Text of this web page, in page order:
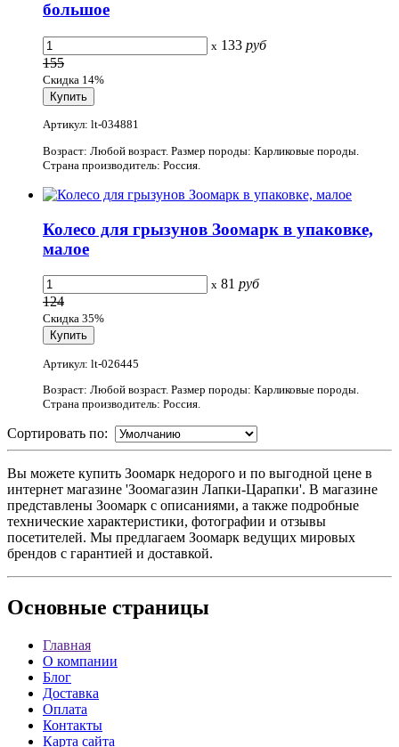
большое
x 133 руб
155
Скидка 14%
Артикул: lt-034881
Возраст: Любой возраст. Размер породы: Карликовые породы.
Страна производитель: Россия.
Колесо для грызунов Зоомарк в упаковке,
малое
x 81 руб
124
Скидка 35%
Артикул: lt-026445
Возраст: Любой возраст. Размер породы: Карликовые породы.
Страна производитель: Россия.
Сортировать по:
Вы можете купить Зоомарк недорого и по выгодной цене в
интернет магазине 'Зоомагазин Лапки-Царапки'. В магазине
представлены Зоомарк с описаниями, а также подробные
технические характеристики, фотографии и отзывы
посетителей. Мы предлагаем Зоомарк ведущих мировых
брендов с гарантией и доставкой.
Основные страницы
Главная
О компании
Блог
Доставка
Оплата
Контакты
Карта сайта